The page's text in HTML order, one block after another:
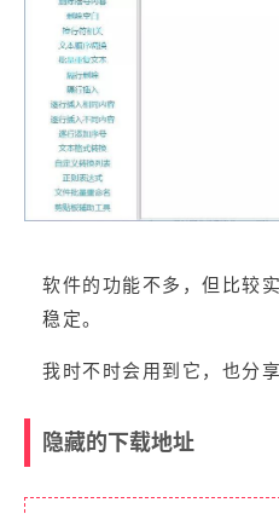
软件的功能不多，但比较
稳定。
我时不时会用到它，也分享
隐藏的下载地址